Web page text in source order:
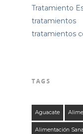
Tratamiento
tratamientos
tratamientos
TAGS
Aguacate
Alimentación Sana